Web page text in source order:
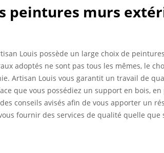
peintures murs
Louis possède un large choix de
adoptés ne sont pas tous les mêmes, le
Artisan Louis vous garantit un travail de
que vous possédiez un support en bois,
conseils avisés afin de vous apporter un
fournir des services de qualité quelle que